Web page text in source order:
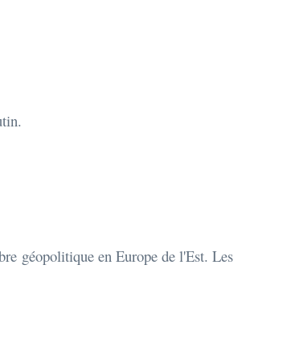
géopolitique en Europe de l'Est. Les